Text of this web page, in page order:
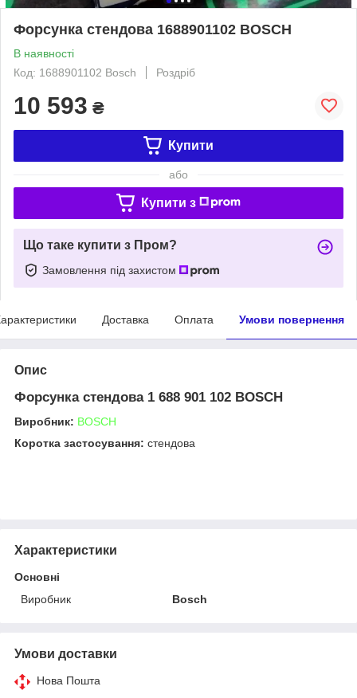
Форсунка стендова 1688901102 BOSCH
В наявності
Код: 1688901102 Bosch
Роздріб
10 593 ₴
Купити
або
Купити з
Що таке купити з Пром?
Замовлення під захистом
Доставка Оплата Умови повернення
Опис
Форсунка стендова 1 688 901 102 BOSCH
Виробник: BOSCH
Коротка застосування: стендова
Характеристики
Основні
Виробник
Bosch
Умови доставки
Нова Пошта